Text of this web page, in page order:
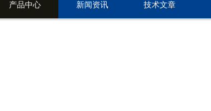
产品中心 新闻资讯 技术文章